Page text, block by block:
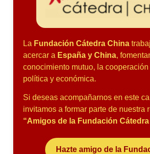
La Fundación Cátedra China
acercar a España y China,
conocimiento mutuo, la cooperación
política y económica.
Si deseas acompañarnos en este
invitamos a formar parte de nuestra
“Amigos de la Fundación Cátedra
Hazte amigo de la